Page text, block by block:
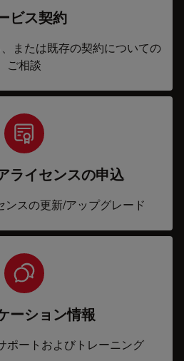
ビス契約
または既存の契約についての
ご相談
ライセンスの申込
ンスの更新/アップグレード
ーション情報
ポートおよびトレーニング